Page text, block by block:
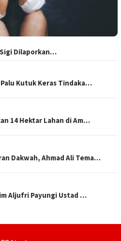
Dilaporkan…
Palu Kutuk Keras Tindaka…
14 Hektar Lahan di Am…
Dakwah, Ahmad Ali Tema…
Aljufri Payungi Ustad …